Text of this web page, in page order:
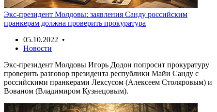
Экс-президент Молдовы: заявления Санду российским
пранкерам должна проверить прокуратура
05.10.2022 •
Новости
Экс-президент Молдовы Игорь Додон попросит прокуратуру
проверить разговор президента республики Майи Санду с
российскими пранкерами Лексусом (Алексеем Столяровым) и
Вованом (Владимиром Кузнецовым).